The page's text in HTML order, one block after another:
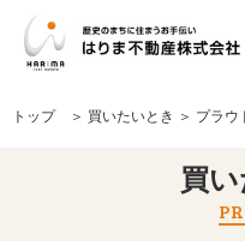
トップ＞ 買いたいとき ＞ プラウ
買